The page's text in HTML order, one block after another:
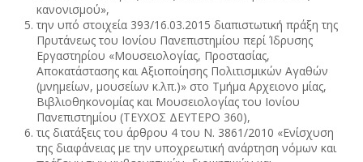
κανονισμού»,
την υπό στοιχεία 393/16.03.2015 διαπιστωτική πράξη της
Πρυτάνεως του Ιονίου Πανεπιστημίου περί Ίδρυσης
Εργαστηρίου «Μουσειολογίας, Προστασίας,
Αποκατάστασης και Αξιοποίησης Πολιτισμικών Αγαθών
(μνημείων, μουσείων κ.λπ.)» στο Τμήμα Αρχειονο μίας,
Βιβλιοθηκονομίας και Μουσειολογίας του Ιονίου
Πανεπιστημίου (ΤΕΥΧΟΣ ΔΕΥΤΕΡΟ 360),
τις διατάξεις του άρθρου 4 του Ν. 3861/2010 «Ενίσχυση
της διαφάνειας με την υποχρεωτική ανάρτηση νόμων και